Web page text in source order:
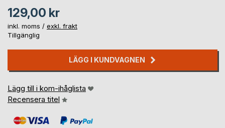
129,00 kr
inkl. moms / exkl. frakt
Tillgänglig
LÄGG I KUNDVAGNEN
Lägg till i kom-ihåglista
Recensera titel